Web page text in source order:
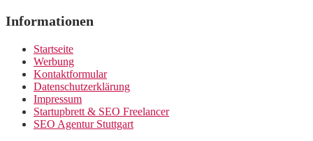
Informationen
Startseite
Werbung
Kontaktformular
Datenschutzerklärung
Impressum
Startupbrett & SEO Freelancer
SEO Agentur Stuttgart